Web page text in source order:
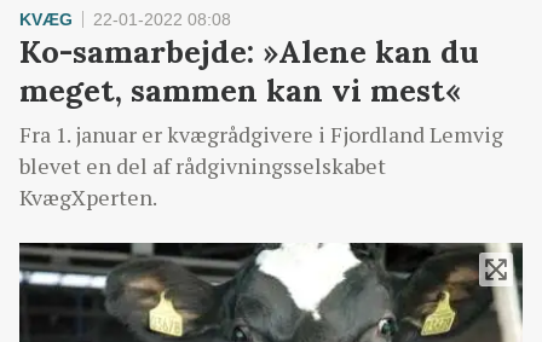
KVÆG 22-01-2022 08:08
Ko-samarbejde: »Alene kan du
meget, sammen kan vi mest«
Fra 1. januar er kvægrådgivere i Fjordland Lemvig
blevet en del af rådgivningsselskabet
KvægXperten.